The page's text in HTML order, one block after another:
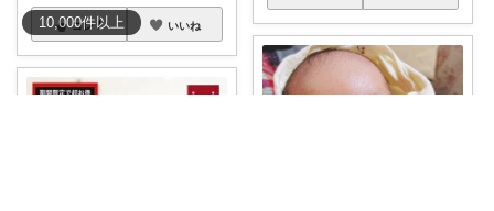
10,000件以上
コレ いいね